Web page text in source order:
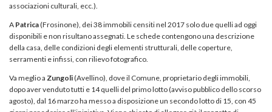
associazioni culturali, ecc.).
A Patrica(Frosinone), dei 38 immobili censiti nel 2017 solo due quelli ad oggi
disponibili e non risultano assegnati. Le schede contengono una descrizione
della casa, delle condizioni degli elementi strutturali, delle coperture,
serramenti e infissi, con rilievo fotografico.
Va meglio a Zungoli(Avellino), dove il Comune, proprietario degli immobili,
dopo aver venduto tutti e 14 quelli del primo lotto (avviso pubblico dello scorso
agosto), dal 16 marzo ha messo a disposizione un secondo lotto di 15, con 45